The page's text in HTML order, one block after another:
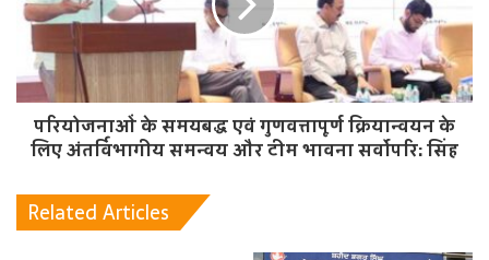
परियोजनाओं के समयबद्ध एवं गुणवत्तापूर्ण क्रियान्वयन के
लिए अंतर्विभागीय समन्वय और टीम भावना सर्वोपरि: सिंह
Related Articles